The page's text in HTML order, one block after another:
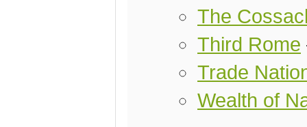
The
Third Rome
Trade
Wealth of